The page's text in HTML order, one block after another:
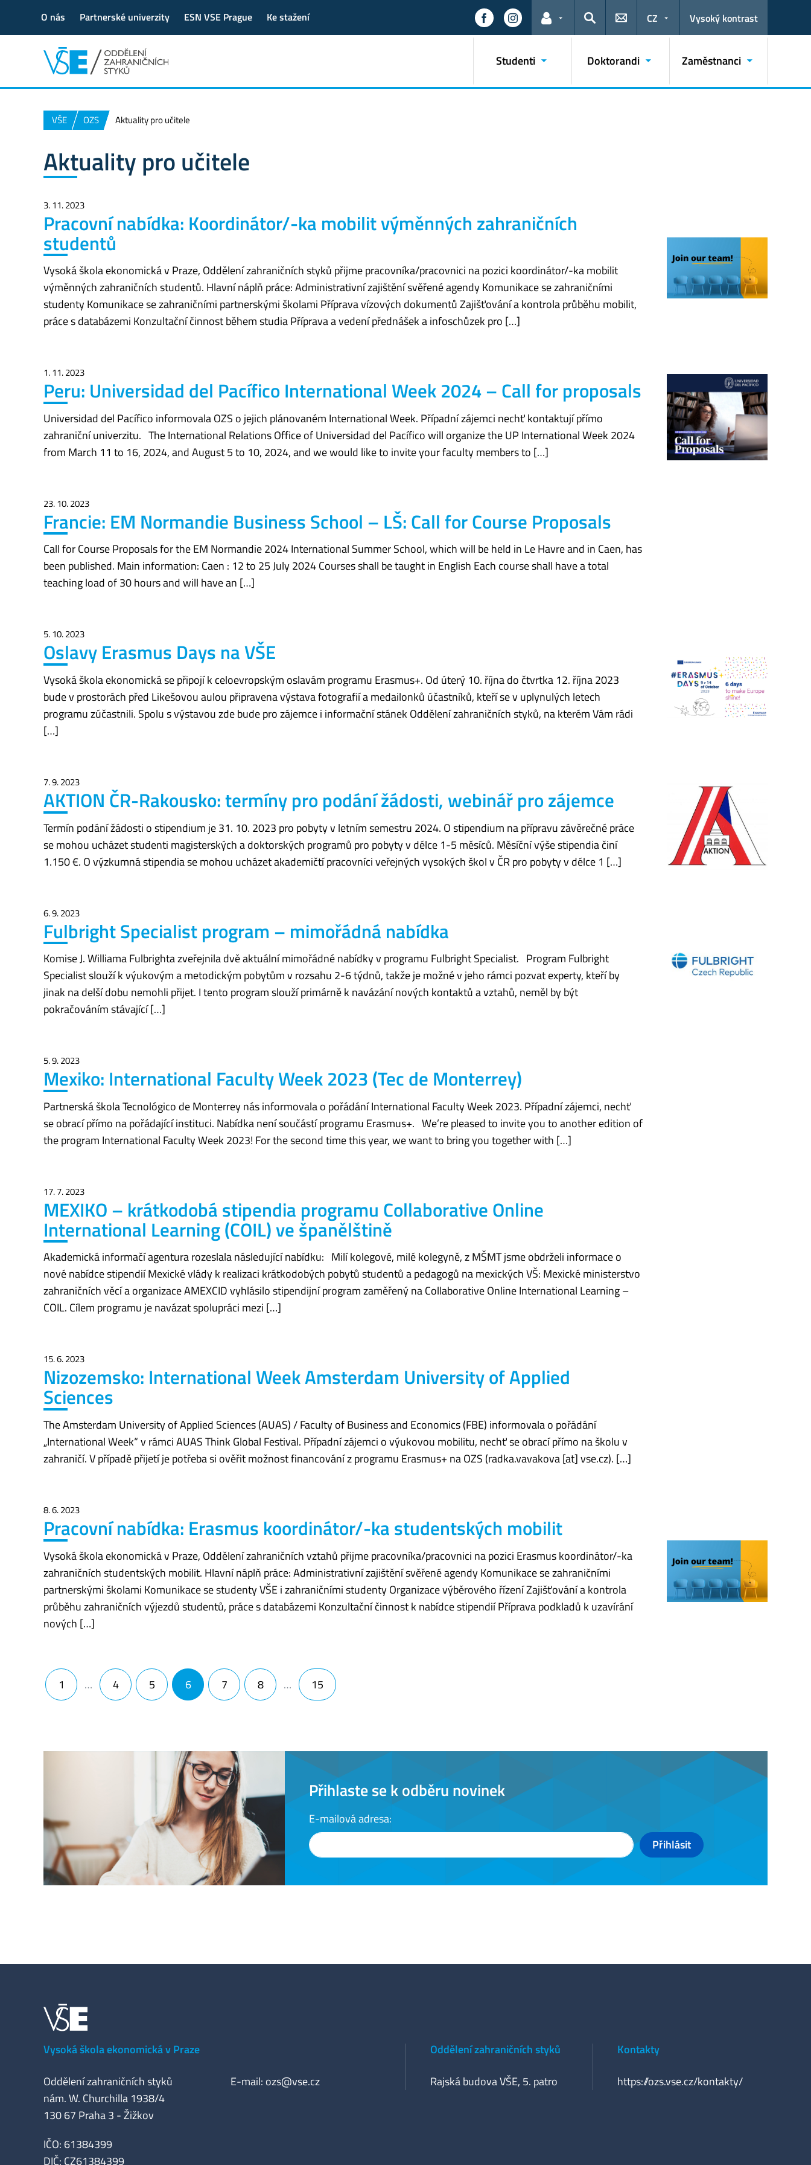
O nás Partnerské univerzity ESN VSE Prague Ke stažení
Odkazy pro uživatele
Hledat
CZ Vysoký kontrast
Studenti Doktorandi Zaměstnanci
VŠE OZS Aktuality pro učitele
Aktuality pro učitele
3. 11. 2023
Pracovní nabídka: Koordinátor/-ka mobilit výměnných zahraničních
studentů
Vysoká škola ekonomická v Praze, Oddělení zahraničních styků přijme pracovníka/pracovnici na pozici koordinátor/-ka mobilit
výměnných zahraničních studentů. Hlavní náplň práce: Administrativní zajištění svěřené agendy Komunikace se zahraničními
studenty Komunikace se zahraničními partnerskými školami Příprava vízových dokumentů Zajišťování a kontrola průběhu mobilit,
práce s databázemi Konzultační činnost během studia Příprava a vedení přednášek a infoschůzek pro […]
1. 11. 2023
Peru: Universidad del Pacífico International Week 2024 – Call for proposals
Universidad del Pacífico informovala OZS o jejich plánovaném International Week. Případní zájemci nechť kontaktují přímo
zahraniční univerzitu. The International Relations Office of Universidad del Pacífico will organize the UP International Week 2024
from March 11 to 16, 2024, and August 5 to 10, 2024, and we would like to invite your faculty members to […]
23. 10. 2023
Francie: EM Normandie Business School – LŠ: Call for Course Proposals
Call for Course Proposals for the EM Normandie 2024 International Summer School, which will be held in Le Havre and in Caen, has
been published. Main information: Caen : 12 to 25 July 2024 Courses shall be taught in English Each course shall have a total
teaching load of 30 hours and will have an […]
5. 10. 2023
Oslavy Erasmus Days na VŠE
Vysoká škola ekonomická se připojí k celoevropským oslavám programu Erasmus+. Od úterý 10. října do čtvrtka 12. října 2023
bude v prostorách před Likešovou aulou připravena výstava fotografií a medailonků účastníků, kteří se v uplynulých letech
programu zúčastnili. Spolu s výstavou zde bude pro zájemce i informační stánek Oddělení zahraničních styků, na kterém Vám rádi
[…]
7. 9. 2023
AKTION ČR-Rakousko: termíny pro podání žádosti, webinář pro zájemce
Termín podání žádosti o stipendium je 31. 10. 2023 pro pobyty v letním semestru 2024. O stipendium na přípravu závěrečné práce
se mohou ucházet studenti magisterských a doktorských programů pro pobyty v délce 1-5 měsíců. Měsíční výše stipendia činí
1.150 €. O výzkumná stipendia se mohou ucházet akademičtí pracovníci veřejných vysokých škol v ČR pro pobyty v délce 1 […]
6. 9. 2023
Fulbright Specialist program – mimořádná nabídka
Komise J. Williama Fulbrighta zveřejnila dvě aktuální mimořádné nabídky v programu Fulbright Specialist. Program Fulbright
Specialist slouží k výukovým a metodickým pobytům v rozsahu 2-6 týdnů, takže je možné v jeho rámci pozvat experty, kteří by
jinak na delší dobu nemohli přijet. I tento program slouží primárně k navázání nových kontaktů a vztahů, neměl by být
pokračováním stávající […]
5. 9. 2023
Mexiko: International Faculty Week 2023 (Tec de Monterrey)
Partnerská škola Tecnológico de Monterrey nás informovala o pořádání International Faculty Week 2023. Případní zájemci, nechť
se obrací přímo na pořádající instituci. Nabídka není součástí programu Erasmus+. We’re pleased to invite you to another edition of
the program International Faculty Week 2023! For the second time this year, we want to bring you together with […]
17. 7. 2023
MEXIKO – krátkodobá stipendia programu Collaborative Online
International Learning (COIL) ve španělštině
Akademická informačí agentura rozeslala následující nabídku: Milí kolegové, milé kolegyně, z MŠMT jsme obdrželi informace o
nové nabídce stipendií Mexické vlády k realizaci krátkodobých pobytů studentů a pedagogů na mexických VŠ: Mexické ministerstvo
zahraničních věcí a organizace AMEXCID vyhlásilo stipendijní program zaměřený na Collaborative Online International Learning –
COIL. Cílem programu je navázat spolupráci mezi […]
15. 6. 2023
Nizozemsko: International Week Amsterdam University of Applied
Sciences
The Amsterdam University of Applied Sciences (AUAS) / Faculty of Business and Economics (FBE) informovala o pořádání
„International Week“ v rámci AUAS Think Global Festival. Případní zájemci o výukovou mobilitu, nechť se obrací přímo na školu v
zahraničí. V případě přijetí je potřeba si ověřit možnost financování z programu Erasmus+ na OZS (radka.vavakova [at] vse.cz). […]
8. 6. 2023
Pracovní nabídka: Erasmus koordinátor/-ka studentských mobilit
Vysoká škola ekonomická v Praze, Oddělení zahraničních vztahů přijme pracovníka/pracovnici na pozici Erasmus koordinátor/-ka
zahraničních studentských mobilit. Hlavní náplň práce: Administrativní zajištění svěřené agendy Komunikace se zahraničními
partnerskými školami Komunikace se studenty VŠE i zahraničními studenty Organizace výběrového řízení Zajišťování a kontrola
průběhu zahraničních výjezdů studentů, práce s databázemi Konzultační činnost k nabídce stipendií Příprava podkladů k uzavírání
nových […]
Navigace pro příspěvky
1 … 4 5 6 7 8 … 15
Přihlaste se k odběru novinek
E-mailová adresa:
Přihlásit
Vysoká škola ekonomická v Praze
Oddělení zahraničních styků
nám. W. Churchilla 1938/4
130 67 Praha 3 - Žižkov
E-mail: ozs@vse.cz
IČO: 61384399
DIČ: CZ61384399
Oddělení zahraničních styků
Rajská budova VŠE, 5. patro
Kontakty
https://ozs.vse.cz/kontakty/